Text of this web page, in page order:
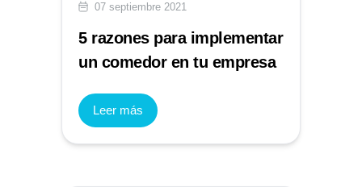
07 septiembre 2021
5 razones para implementar
un comedor en tu empresa
Leer más